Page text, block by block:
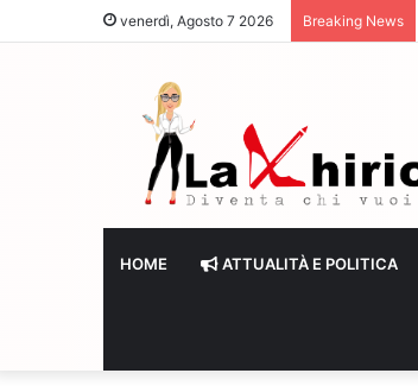
venerdì, Agosto 7 2026 Breaking News
HOME ATTUALITÀ E POLITICA